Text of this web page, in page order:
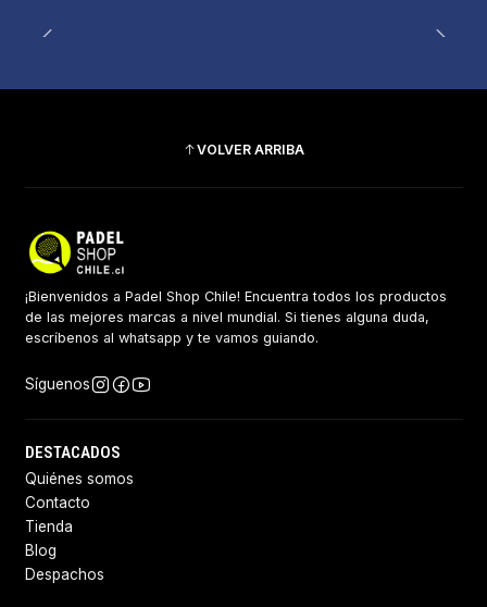
VOLVER ARRIBA
¡Bienvenidos a Padel Shop Chile! Encuentra todos los productos
de las mejores marcas a nivel mundial. Si tienes alguna duda,
escríbenos al whatsapp y te vamos guiando.
Síguenos
DESTACADOS
Quiénes somos
Contacto
Tienda
Blog
Despachos